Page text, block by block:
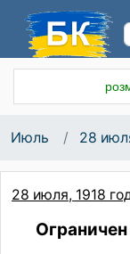
Июль 28
28 июля, 1918